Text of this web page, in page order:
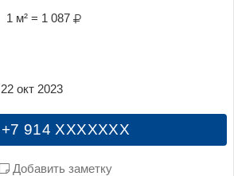
1 м² = 1 087
+7 914 XXXXXXX
Добавить заметку
22 окт 2023